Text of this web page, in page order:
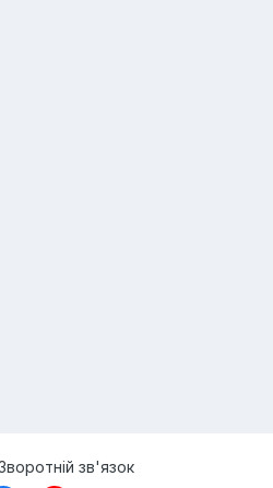
зв'язок